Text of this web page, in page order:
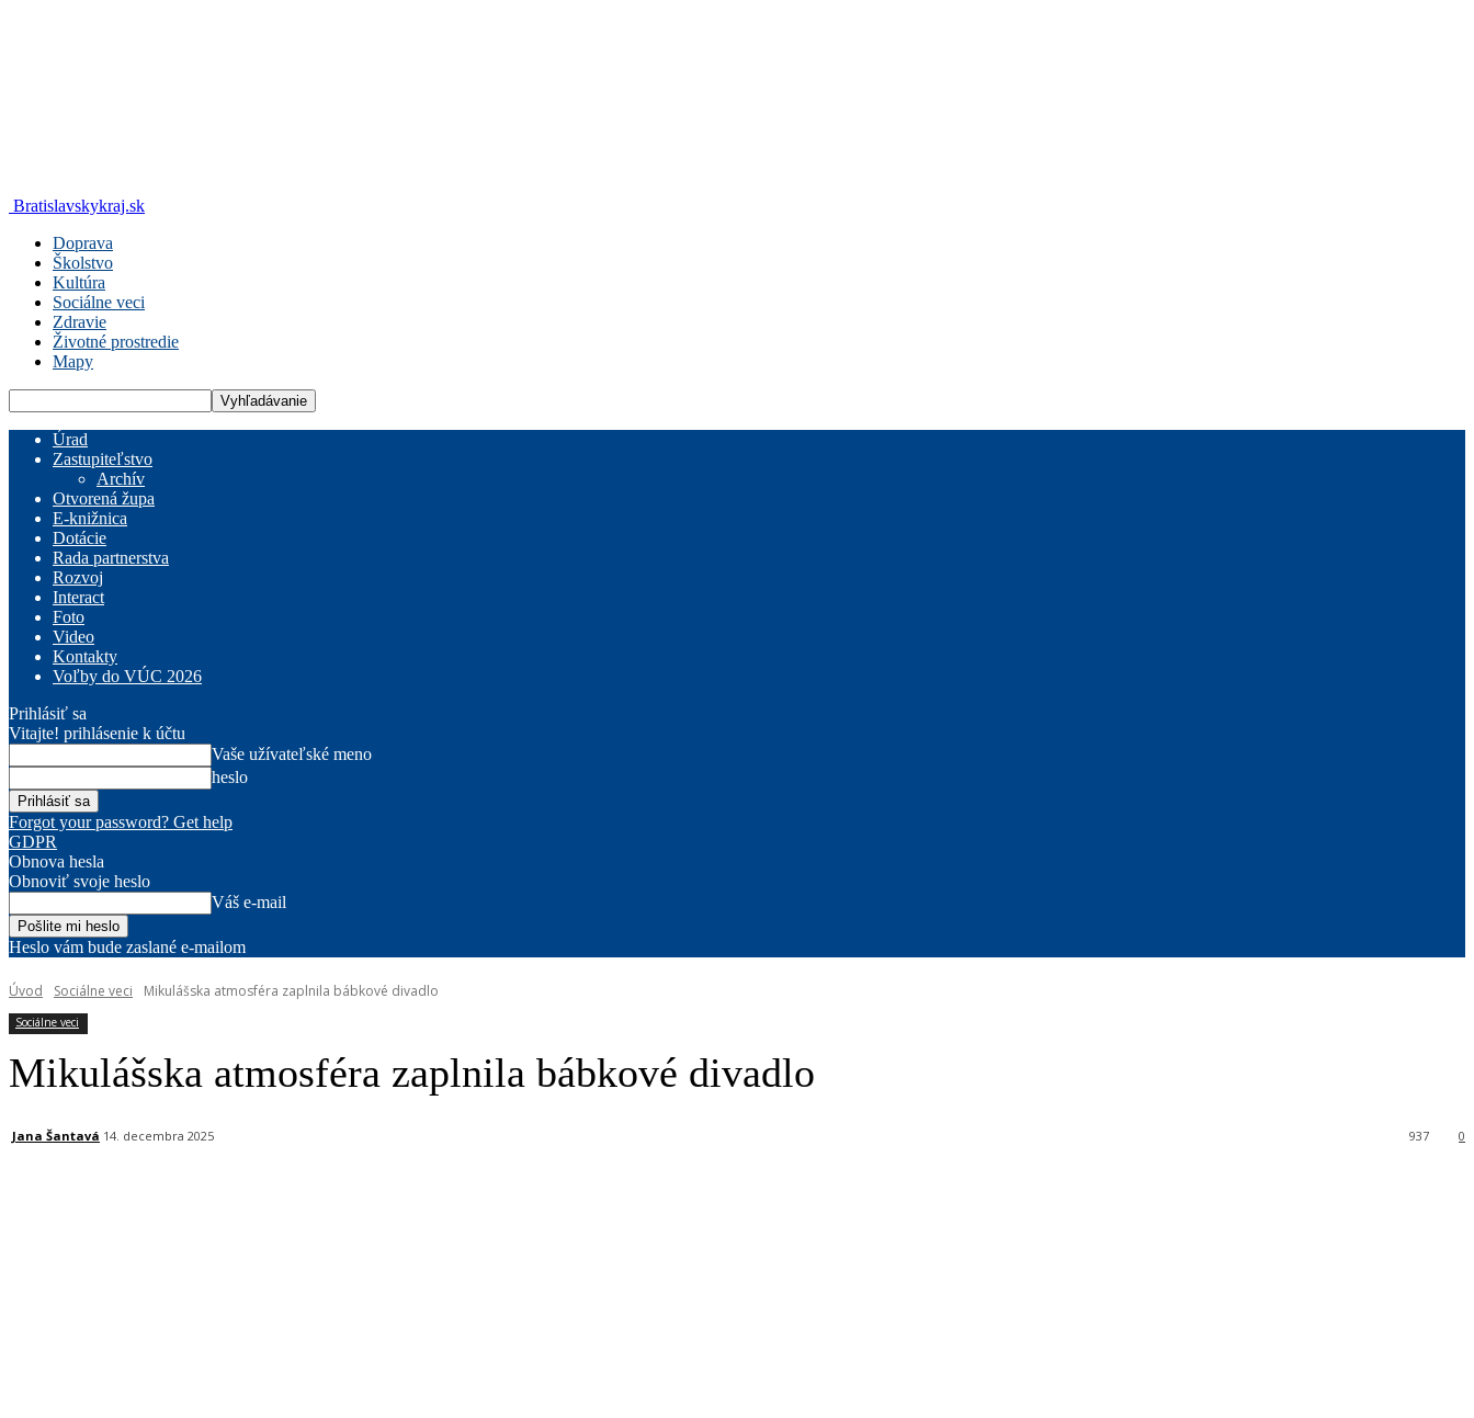
Bratislavskykraj.sk
Doprava
Školstvo
Kultúra
Sociálne veci
Zdravie
Životné prostredie
Mapy
Úrad
Zastupiteľstvo
Archív
Otvorená župa
E-knižnica
Dotácie
Rada partnerstva
Rozvoj
Interact
Foto
Video
Kontakty
Voľby do VÚC 2026
Prihlásiť sa
Vitajte! prihlásenie k účtu
Vaše užívateľské meno
heslo
Forgot your password? Get help
GDPR
Obnova hesla
Obnoviť svoje heslo
Váš e-mail
Heslo vám bude zaslané e-mailom
Úvod Sociálne veci Mikulášska atmosféra zaplnila bábkové divadlo
Sociálne veci
Mikulášska atmosféra zaplnila bábkové divadlo
Jana Šantavá 14. decembra 2025 0
937